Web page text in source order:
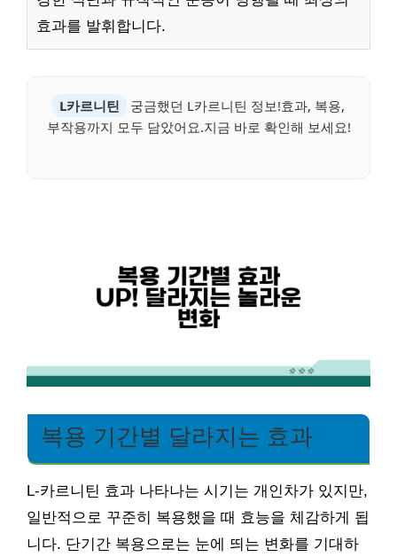
효과를 발휘합니다.
L카르니틴
궁금했던 L카르니틴 정보!효과, 복용,
부작용까지 모두 담았어요.지금 바로 확인해 보세요!
복용 기간별 달라지는 효과
L-카르니틴 효과 나타나는 시기는 개인차가 있지만,
일반적으로 꾸준히 복용했을 때 효능을 체감하게 됩
니다. 단기간 복용으로는 눈에 띄는 변화를 기대하